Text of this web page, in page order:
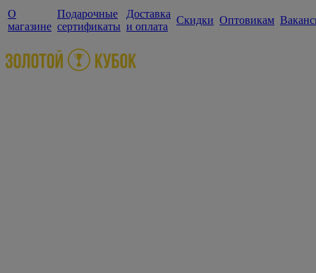
О
магазине
Подарочные
сертификаты
Доставка
и оплата
Скидки Оптовикам